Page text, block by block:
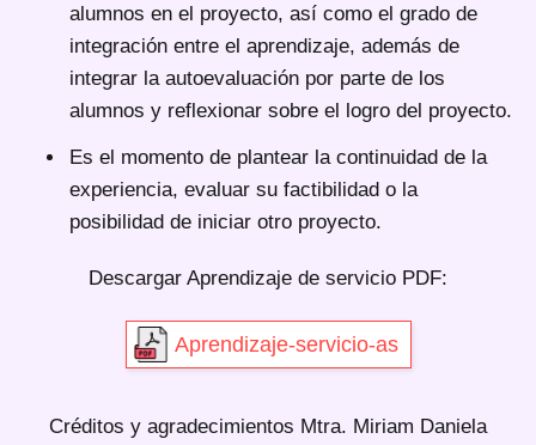
alumnos en el proyecto, así como el grado de
integración entre el aprendizaje, además de
integrar la autoevaluación por parte de los
alumnos y reflexionar sobre el logro del proyecto.
Es el momento de plantear la continuidad de la
experiencia, evaluar su factibilidad o la
posibilidad de iniciar otro proyecto.
Descargar Aprendizaje de servicio PDF:
Aprendizaje-servicio-as
Créditos y agradecimientos Mtra. Miriam Daniela